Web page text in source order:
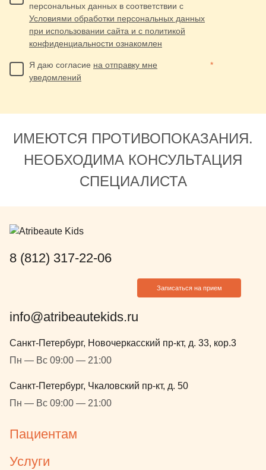
персональных данных в соответствии с
Условиями обработки персональных данных
при использовании сайта и с политикой
конфиденциальности ознакомлен
Я даю согласие на отправку мне
уведомлений
*
ИМЕЮТСЯ ПРОТИВОПОКАЗАНИЯ.
НЕОБХОДИМА КОНСУЛЬТАЦИЯ
СПЕЦИАЛИСТА
8 (812) 317-22-06
Записаться на прием
info@atribeautekids.ru
Санкт-Петербург, Новочеркасский пр-кт, д. 33, кор.3
Пн — Вс 09:00 — 21:00
Санкт-Петербург, Чкаловский пр-кт, д. 50
Пн — Вс 09:00 — 21:00
Пациентам
Услуги